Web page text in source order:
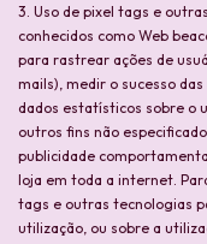
3. Uso de pixel tags e
conhecidos como Web
para rastrear ações de
mails), medir o sucesso
dados estatísticos sobre o
outros fins não
publicidade
loja em toda a internet.
tags e outras tecnologias
utilização, ou sobre a